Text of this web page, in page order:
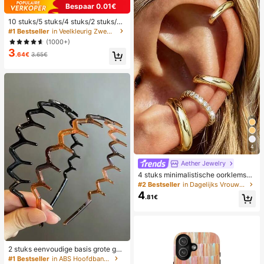
Bespaar 0.01€
10 stuks/5 stuks/4 stuks/2 stuks/1 s
tuk Waterdichte tas, Waterdichte tel
efoonhoes voor onder water, Water
dichte telefoonhoes voor op het str
and, Zomerse kampeeruitrusting, V
akantiebenodigdheden, Onmisbaar
#1 Bestseller
in Veelkleurig Zwemmen Tas
(1000+)
3.64€ 3.65€
2 stuks eenvoudige basis grote golf
haarbanden voor dames, make-up
#1 Bestseller in ABS Hoofdbanden
4
Aether Jewelry
4 stuks minimalistische oorklemset
met kubische zirkonia - kan gestap
eld worden, geen piercing nodig, ge
schikt voor dagelijks kantoorwear
#2 Bestseller in Dagelijks Vrouwen Oorbellen
4.81€